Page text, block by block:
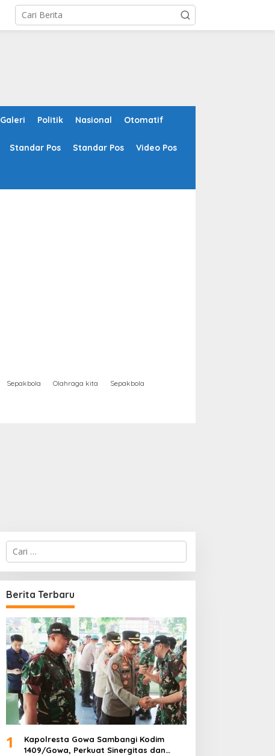
Galeri Politik Nasional Otomatif
Standar Pos Standar Pos Video Pos
Sepakbola Olahraga kita Sepakbola
C
i
u
n
t
u
k
:
Berita Terbaru
1
Kapolresta Gowa Sambangi Kodim
1409/Gowa, Perkuat Sinergitas dan